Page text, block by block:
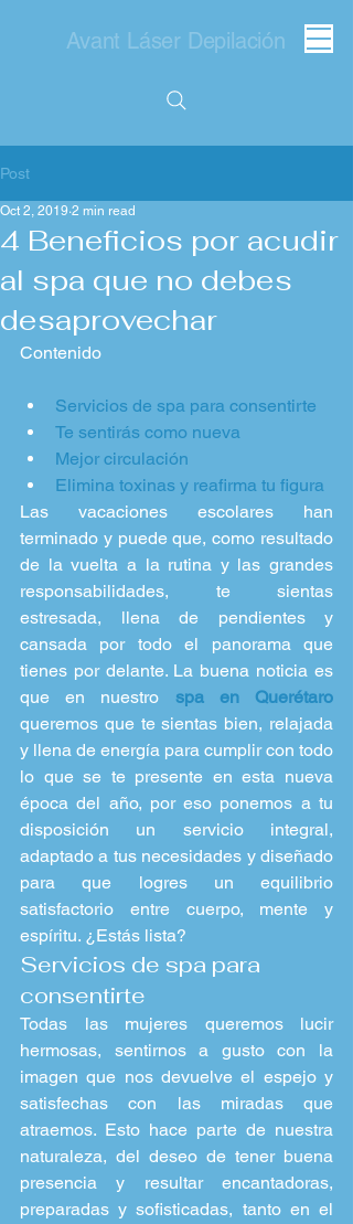
Avant Láser Depilación
Post
4 Beneficios por acudir
al spa que no debes
desaprovechar
Oct 2, 2019 2 min read
Contenido
Servicios de spa para consentirte
Te sentirás como nueva
Mejor circulación
Elimina toxinas y reafirma tu figura
Las vacaciones escolares han
terminado y puede que, como resultado
de la vuelta a la rutina y las grandes
responsabilidades, te sientas
estresada, llena de pendientes y
cansada por todo el panorama que
tienes por delante. La buena noticia es
que en nuestro spa en Querétaro
queremos que te sientas bien, relajada
y llena de energía para cumplir con todo
lo que se te presente en esta nueva
época del año, por eso ponemos a tu
disposición un servicio integral,
adaptado a tus necesidades y diseñado
para que logres un equilibrio
satisfactorio entre cuerpo, mente y
espíritu. ¿Estás lista?
Servicios de spa para
consentirte
Todas las mujeres queremos lucir
hermosas, sentirnos a gusto con la
imagen que nos devuelve el espejo y
satisfechas con las miradas que
atraemos. Esto hace parte de nuestra
naturaleza, del deseo de tener buena
presencia y resultar encantadoras,
preparadas y sofisticadas, tanto en el